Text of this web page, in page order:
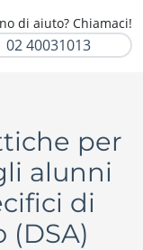
di aiuto? Chiamaci!
02 40031013
per
alunni
di